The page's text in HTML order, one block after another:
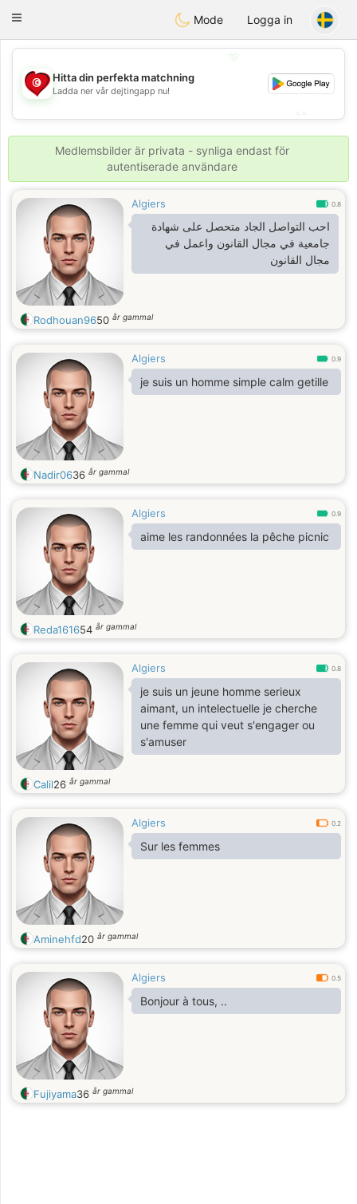
Tunisia Dating
Toggle
Mode Logga in
💖
💕
Hitta din perfekta matchning
Ladda ner vår dejtingapp nu!
Medlemsbilder är privata - synliga endast för
autentiserade användare
Algiers 0.8
احب التواصل الجاد متحصل على شهادة
جامعية في مجال القانون واعمل في
مجال القانون
Rodhouan9650 år gammal
Algiers 0.9
je suis un homme simple calm getille
Nadir0636 år gammal
Algiers 0.9
aime les randonnées la pêche picnic
Reda161654 år gammal
Algiers 0.8
je suis un jeune homme serieux
aimant, un intelectuelle je cherche
une femme qui veut s'engager ou
s'amuser
Calil26 år gammal
Algiers 0.2
Sur les femmes
Aminehfd20 år gammal
Algiers 0.5
Bonjour à tous, ..
Fujiyama36 år gammal